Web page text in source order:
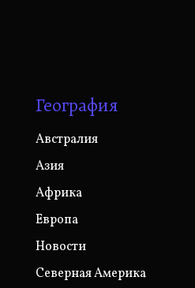
География
Австралия
Азия
Африка
Европа
Новости
Северная Америка